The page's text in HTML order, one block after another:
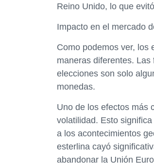
Reino Unido, lo que
Impacto en el mercado
Como podemos ver, los
maneras diferentes.
elecciones son solo
monedas.
Uno de los efectos más
volatilidad. Esto
a los acontecimientos
esterlina cayó
abandonar la Unión